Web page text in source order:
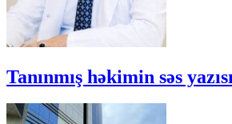
Tanınmış həkimin səs